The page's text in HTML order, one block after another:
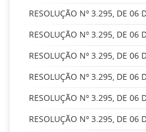
RESOLUÇÃO Nº 3.295, DE 06
RESOLUÇÃO Nº 3.295, DE 06
RESOLUÇÃO Nº 3.295, DE 06
RESOLUÇÃO Nº 3.295, DE 06
RESOLUÇÃO Nº 3.295, DE 06
RESOLUÇÃO Nº 3.295, DE 06